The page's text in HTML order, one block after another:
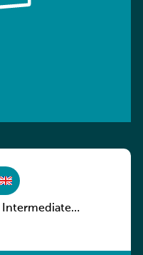
Intermediate
Companion